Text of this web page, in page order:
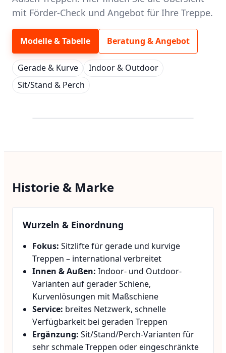
mit Förder-Check und Angebot für Ihre Treppe.
Modelle & Tabelle Beratung & Angebot
Gerade & Kurve
Indoor & Outdoor
Sit/Stand & Perch
Historie & Marke
Wurzeln & Einordnung
Fokus: Sitzlifte für gerade und kurvige
Treppen – international verbreitet
Innen & Außen: Indoor- und Outdoor-
Varianten auf gerader Schiene,
Kurvenlösungen mit Maßschiene
Service: breites Netzwerk, schnelle
Verfügbarkeit bei geraden Treppen
Ergänzung: Sit/Stand/Perch-Varianten für
sehr schmale Treppen oder eingeschränkte